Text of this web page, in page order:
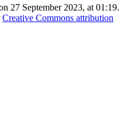
27 September 2023, at 01:19.
Creative Commons attribution